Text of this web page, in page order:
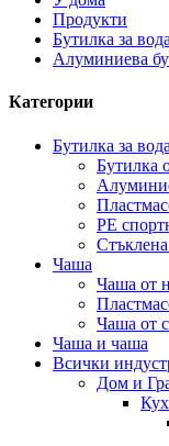
Продукти
Бутилка за вода
Алуминиева
Категории
Бутилка за вода
Бутилка
PE
Чаша
Чаша от
Чаша от
Чаша и чаша
Всички
Дом и